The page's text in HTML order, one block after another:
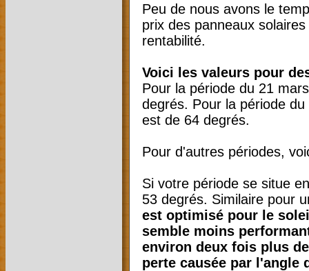
Peu de nous avons le
prix des panneaux
rentabilité.
Voici les valeurs pour
Pour la période du 21
degrés. Pour la période
est de 64 degrés.
Pour d'autres périodes,
Si votre période se situe
53 degrés. Similaire pour
est optimisé pour le
semble moins
environ deux fois plus
perte causée par l'angle